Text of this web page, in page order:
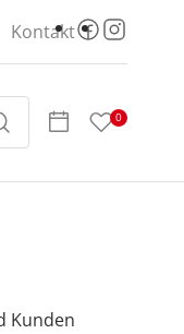
Kontakt
0
Kunden